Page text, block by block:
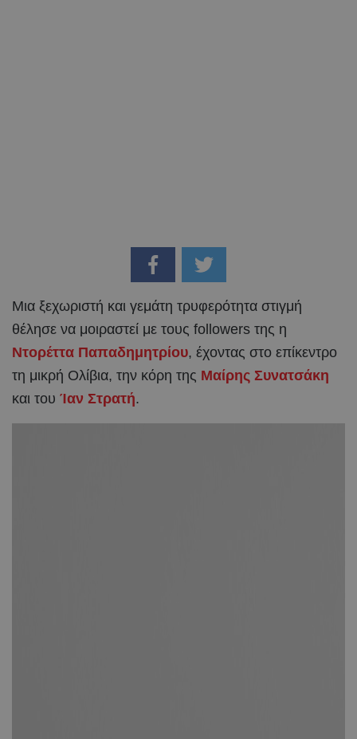
Μια ξεχωριστή και γεμάτη τρυφερότητα στιγμή
θέλησε να μοιραστεί με τους followers της η
Ντορέττα Παπαδημητρίου, έχοντας στο επίκεντρο
τη μικρή Ολίβια, την κόρη της Μαίρης Συνατσάκη
και του Ίαν Στρατή.